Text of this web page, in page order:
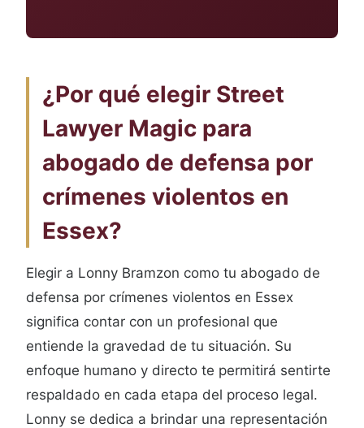
¿Por qué elegir Street
Lawyer Magic para
abogado de defensa por
crímenes violentos en
Essex?
Elegir a Lonny Bramzon como tu abogado de
defensa por crímenes violentos en Essex
significa contar con un profesional que
entiende la gravedad de tu situación. Su
enfoque humano y directo te permitirá sentirte
respaldado en cada etapa del proceso legal.
Lonny se dedica a brindar una representación